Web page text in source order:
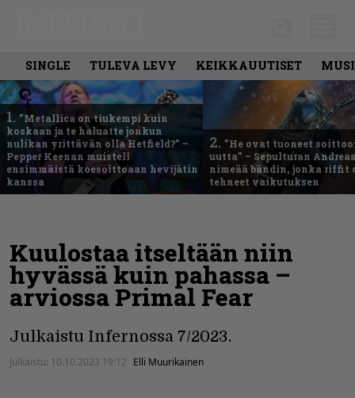
SINGLE TULEVA LEVY KEIKKAUUTISET
1. ”Metallica on tiukempi kuin
koskaan ja te haluatte jonkun
nulikan yrittävän olla Hetfield?” –
Pepper Keenan muisteli
ensimmäistä koesoittoaan hevijätin
kanssa
2. ”He ovat tuoneet
uutta” – Sepulturan
nimeää bändin, jonka riffit
tehneet vaikutuksen
Kuulostaa itseltään niin
hyvässä kuin pahassa –
arviossa Primal Fear
Julkaistu Infernossa 7/2023.
Julkaistu: 10.10.2023 19:12 Elli Muurikainen